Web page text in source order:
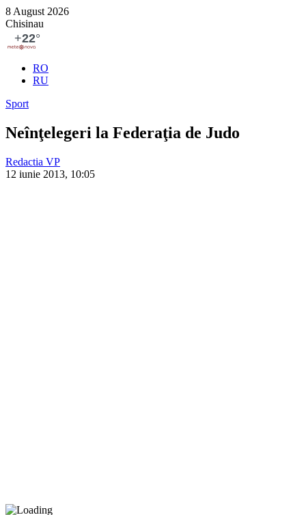
8 August 2026
Chisinau
RO
RU
Sport
Neînţelegeri la Federaţia de Judo
Redactia VP
12 iunie 2013, 10:05